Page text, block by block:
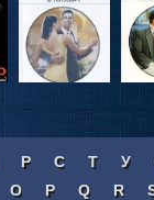
Р С Т У
O P Q R